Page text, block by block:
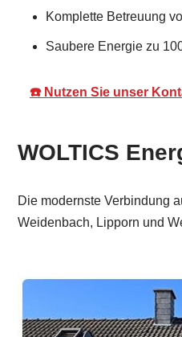
Komplette Betreuung
Saubere Energie zu
☎️ Nutzen Sie unser
WOLTICS
Die modernste Verbindung
Weidenbach, Lipporn und